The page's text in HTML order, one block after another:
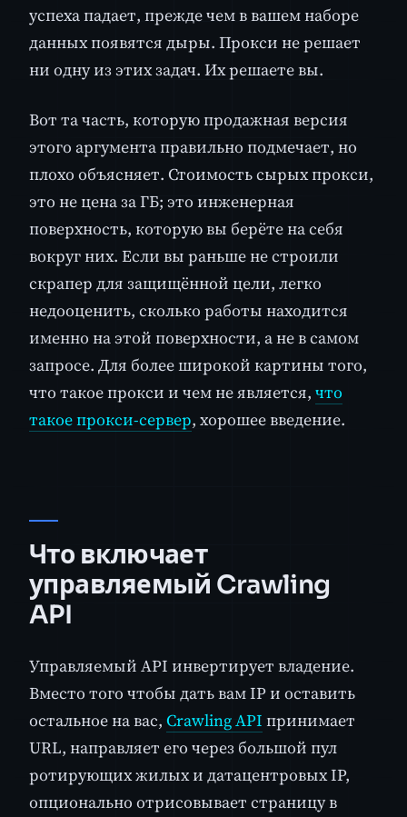
успеха падает, прежде чем в вашем наборе
данных появятся дыры. Прокси не решает
ни одну из этих задач. Их решаете вы.
Вот та часть, которую продажная версия
этого аргумента правильно подмечает, но
плохо объясняет. Стоимость сырых прокси,
это не цена за ГБ; это инженерная
поверхность, которую вы берёте на себя
вокруг них. Если вы раньше не строили
скрапер для защищённой цели, легко
недооценить, сколько работы находится
именно на этой поверхности, а не в самом
запросе. Для более широкой картины того,
что такое прокси и чем не является, что
такое прокси-сервер, хорошее введение.
Что включает
управляемый Crawling
API
Управляемый API инвертирует владение.
Вместо того чтобы дать вам IP и оставить
остальное на вас, Crawling API принимает
URL, направляет его через большой пул
ротирующих жилых и датацентровых IP,
опционально отрисовывает страницу в